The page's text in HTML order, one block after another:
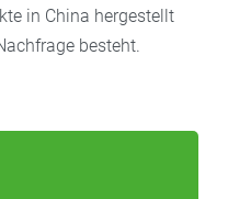
in China hergestellt
besteht.